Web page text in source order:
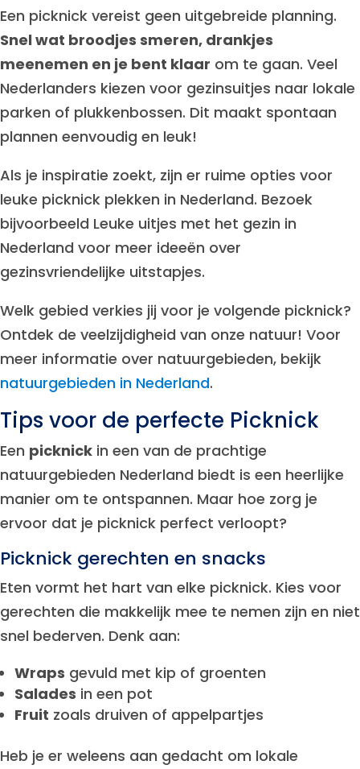
Een picknick vereist geen uitgebreide planning.
Snel wat broodjes smeren, drankjes
meenemen en je bent klaar om te gaan. Veel
Nederlanders kiezen voor gezinsuitjes naar lokale
parken of plukkenbossen. Dit maakt spontaan
plannen eenvoudig en leuk!
Als je inspiratie zoekt, zijn er ruime opties voor
leuke picknick plekken in Nederland. Bezoek
bijvoorbeeld Leuke uitjes met het gezin in
Nederland voor meer ideeën over
gezinsvriendelijke uitstapjes.
Welk gebied verkies jij voor je volgende picknick?
Ontdek de veelzijdigheid van onze natuur! Voor
meer informatie over natuurgebieden, bekijk
natuurgebieden in Nederland.
Tips voor de perfecte Picknick
Een picknick in een van de prachtige
natuurgebieden Nederland biedt is een heerlijke
manier om te ontspannen. Maar hoe zorg je
ervoor dat je picknick perfect verloopt?
Picknick gerechten en snacks
Eten vormt het hart van elke picknick. Kies voor
gerechten die makkelijk mee te nemen zijn en niet
snel bederven. Denk aan:
Wraps gevuld met kip of groenten
Salades in een pot
Fruit zoals druiven of appelpartjes
Heb je er weleens aan gedacht om lokale